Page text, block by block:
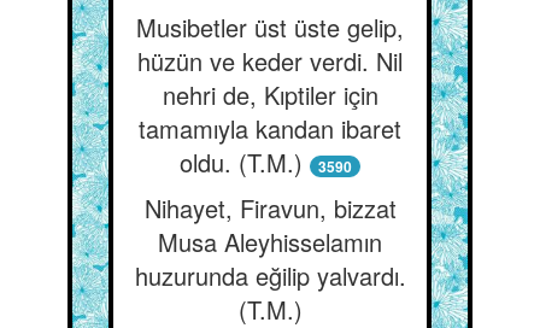
Musibetler üst üste gelip,
hüzün ve keder verdi. Nil
nehri de, Kıptiler için
tamamıyla kandan ibaret
oldu. (T.M.)
3590
Nihayet, Firavun, bizzat
Musa Aleyhisselamın
huzurunda eğilip yalvardı.
(T.M.)